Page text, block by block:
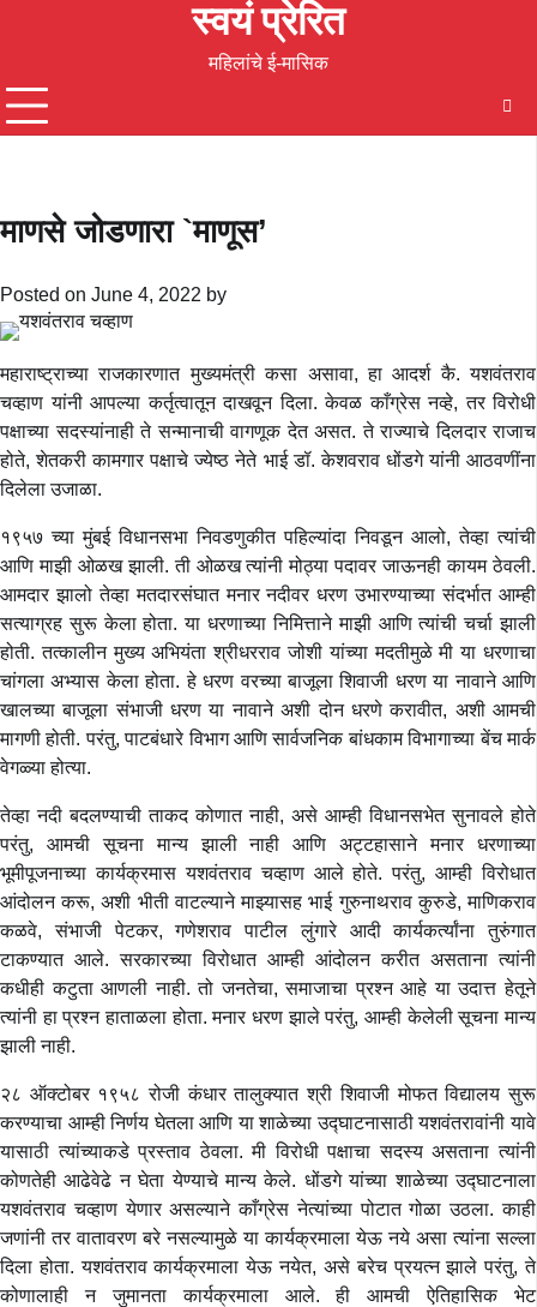
स्वयं प्रेरित
महिलांचे ई-मासिक
माणसे जोडणारा `माणूस’
Posted on June 4, 2022 by
महाराष्ट्राच्या राजकारणात मुख्यमंत्री कसा असावा, हा आदर्श कै. यशवंतराव
चव्हाण यांनी आपल्या कर्तृत्वातून दाखवून दिला. केवळ काँग्रेस नव्हे, तर विरोधी
पक्षाच्या सदस्यांनाही ते सन्मानाची वागणूक देत असत. ते राज्याचे दिलदार राजाच
होते, शेतकरी कामगार पक्षाचे ज्येष्ठ नेते भाई डॉ. केशवराव धोंडगे यांनी आठवणींना
दिलेला उजाळा.
१९५७ च्या मुंबई विधानसभा निवडणुकीत पहिल्यांदा निवडून आलो, तेव्हा त्यांची
आणि माझी ओळख झाली. ती ओळख त्यांनी मोठ्या पदावर जाऊनही कायम ठेवली.
आमदार झालो तेव्हा मतदारसंघात मनार नदीवर धरण उभारण्याच्या संदर्भात आम्ही
सत्याग्रह सुरू केला होता. या धरणाच्या निमित्ताने माझी आणि त्यांची चर्चा झाली
होती. तत्कालीन मुख्य अभियंता श्रीधरराव जोशी यांच्या मदतीमुळे मी या धरणाचा
चांगला अभ्यास केला होता. हे धरण वरच्या बाजूला शिवाजी धरण या नावाने आणि
खालच्या बाजूला संभाजी धरण या नावाने अशी दोन धरणे करावीत, अशी आमची
मागणी होती. परंतु, पाटबंधारे विभाग आणि सार्वजनिक बांधकाम विभागाच्या बेंच मार्क
वेगळ्या होत्या.
तेव्हा नदी बदलण्याची ताकद कोणात नाही, असे आम्ही विधानसभेत सुनावले होते
परंतु, आमची सूचना मान्य झाली नाही आणि अट्टहासाने मनार धरणाच्या
भूमीपूजनाच्या कार्यक्रमास यशवंतराव चव्हाण आले होते. परंतु, आम्ही विरोधात
आंदोलन करू, अशी भीती वाटल्याने माझ्यासह भाई गुरुनाथराव कुरुडे, माणिकराव
कळवे, संभाजी पेटकर, गणेशराव पाटील लुंगारे आदी कार्यकर्त्यांना तुरुंगात
टाकण्यात आले. सरकारच्या विरोधात आम्ही आंदोलन करीत असताना त्यांनी
कधीही कटुता आणली नाही. तो जनतेचा, समाजाचा प्रश्न आहे या उदात्त हेतूने
त्यांनी हा प्रश्न हाताळला होता. मनार धरण झाले परंतु, आम्ही केलेली सूचना मान्य
झाली नाही.
२८ ऑक्टोबर १९५८ रोजी कंधार तालुक्यात श्री शिवाजी मोफत विद्यालय सुरू
करण्याचा आम्ही निर्णय घेतला आणि या शाळेच्या उद्घाटनासाठी यशवंतरावांनी यावे
यासाठी त्यांच्याकडे प्रस्ताव ठेवला. मी विरोधी पक्षाचा सदस्य असताना त्यांनी
कोणतेही आढेवेढे न घेता येण्याचे मान्य केले. धोंडगे यांच्या शाळेच्या उद्घाटनाला
यशवंतराव चव्हाण येणार असल्याने काँग्रेस नेत्यांच्या पोटात गोळा उठला. काही
जणांनी तर वातावरण बरे नसल्यामुळे या कार्यक्रमाला येऊ नये असा त्यांना सल्ला
दिला होता. यशवंतराव कार्यक्रमाला येऊ नयेत, असे बरेच प्रयत्न झाले परंतु, ते
कोणालाही न जुमानता कार्यक्रमाला आले. ही आमची ऐतिहासिक भेट